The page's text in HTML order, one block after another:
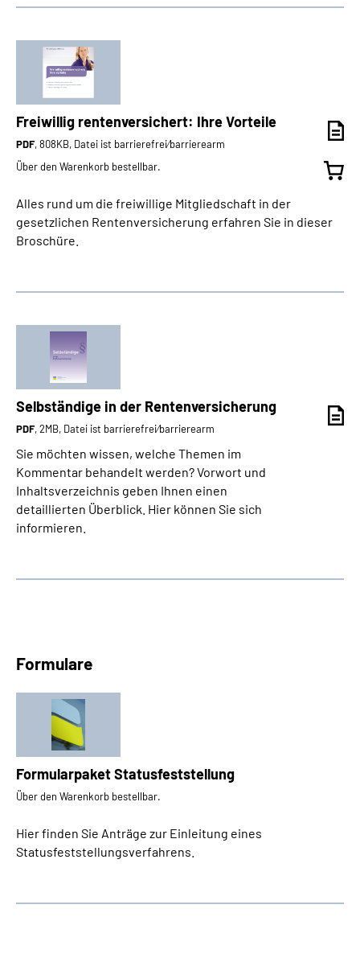
Freiwillig rentenversichert: Ihre Vorteile
PDF, 808KB, Datei ist barrierefrei⁄barrierearm
Über den Warenkorb bestellbar.
Alles rund um die freiwillige Mitgliedschaft in der
gesetzlichen Rentenversicherung erfahren Sie in dieser
Broschüre.
Selbständige in der Rentenversicherung
PDF, 2MB, Datei ist barrierefrei⁄barrierearm
Sie möchten wissen, welche Themen im
Kommentar behandelt werden? Vorwort und
Inhaltsverzeichnis geben Ihnen einen
detaillierten Überblick. Hier können Sie sich
informieren.
Formulare
Formularpaket Statusfeststellung
Über den Warenkorb bestellbar.
Hier finden Sie Anträge zur Einleitung eines
Statusfeststellungsverfahrens.